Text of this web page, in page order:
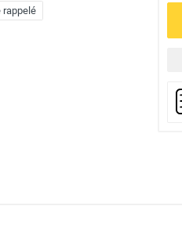
rappelé